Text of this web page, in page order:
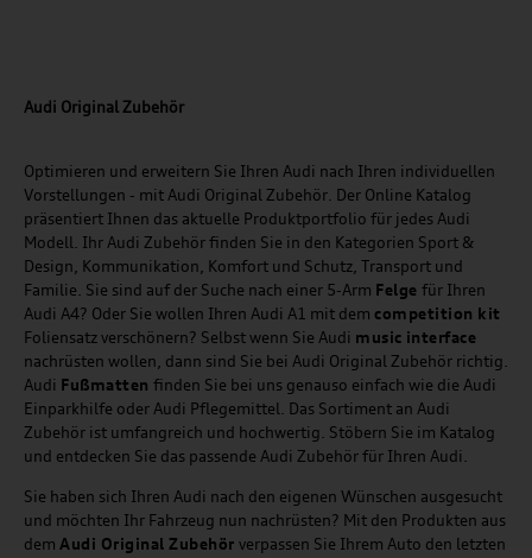
Audi Original Zubehör
Optimieren und erweitern Sie Ihren Audi nach Ihren individuellen
Vorstellungen - mit Audi Original Zubehör. Der Online Katalog
präsentiert Ihnen das aktuelle Produktportfolio für jedes Audi
Modell. Ihr Audi Zubehör finden Sie in den Kategorien Sport &
Design, Kommunikation, Komfort und Schutz, Transport und
Familie. Sie sind auf der Suche nach einer 5-Arm Felge für Ihren
Audi A4? Oder Sie wollen Ihren Audi A1 mit dem competition kit
Foliensatz verschönern? Selbst wenn Sie Audi music interface
nachrüsten wollen, dann sind Sie bei Audi Original Zubehör richtig.
Audi Fußmatten finden Sie bei uns genauso einfach wie die Audi
Einparkhilfe oder Audi Pflegemittel. Das Sortiment an Audi
Zubehör ist umfangreich und hochwertig. Stöbern Sie im Katalog
und entdecken Sie das passende Audi Zubehör für Ihren Audi.
Sie haben sich Ihren Audi nach den eigenen Wünschen ausgesucht
und möchten Ihr Fahrzeug nun nachrüsten? Mit den Produkten aus
dem Audi Original Zubehör verpassen Sie Ihrem Auto den letzten